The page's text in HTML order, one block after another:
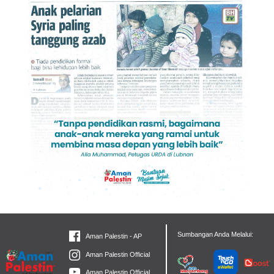
Aman Palestin - AP
Aman Palestin Official
Aman Palestin Official
Sumbangan Anda Melalui: